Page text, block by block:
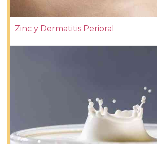
Zinc y Dermatitis Perioral